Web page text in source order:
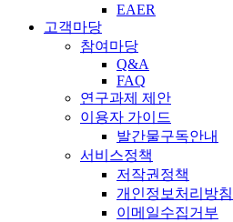
EAER
고객마당
참여마당
Q&A
FAQ
연구과제 제안
이용자 가이드
발간물구독안내
서비스정책
저작권정책
개인정보처리방침
이메일수집거부